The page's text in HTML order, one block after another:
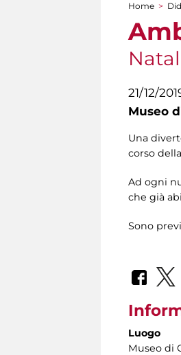
Tu sei
Home >
21/12/
Museo
Una
corso
Ad ogni
che già
Sono
Luogo
Museo di